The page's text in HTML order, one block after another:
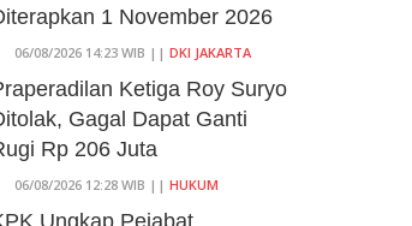
1 November 2026
06/08/2026 14:23 WIB || DKI JAKARTA
Ketiga Roy Suryo
Gagal Dapat Ganti
Rp 206 Juta
06/08/2026 12:28 WIB || HUKUM
Ungkap Pejabat